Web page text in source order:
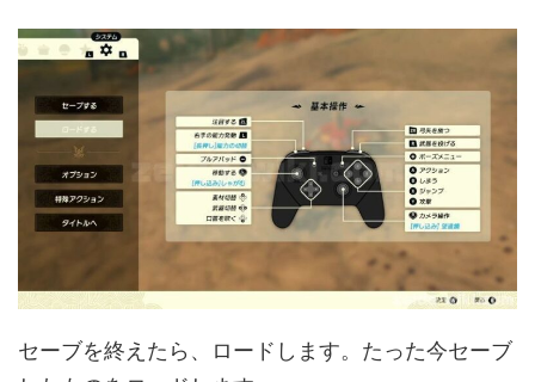
セーブを終えたら、ロードします。たった今セーブ